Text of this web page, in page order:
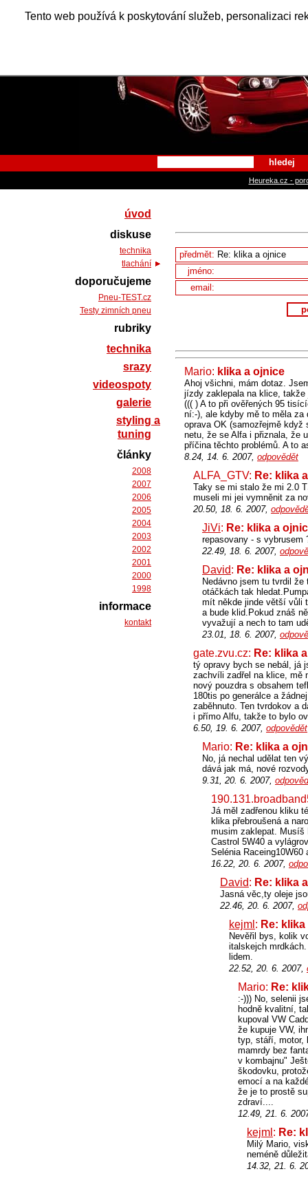
Tento web používá k poskytování služeb, personalizaci
Alfa
hledej
Heureka.cz -
předmět:
jméno:
email:
Mario: klika a ojnice
Ahoj všichni, mám dotaz.
jízdy zaklepala na klice,
((( ) A to při ověřených 95
ní:-), ale kdyby mě to měla
oprava OK (samozřejmě když
netu, že se Alfa i přiznala, že
příčina těchto problémů. A to
8.24, 14. 6. 2007, odpovědět
ALFA_GTV: Re: klika
Taky se mi stalo že mi 2.0
museli mi jei vymněnit za
20.50, 18. 6. 2007,
JiVi: Re: klika a
repasovany - s vybrusem
22.49, 18. 6. 2007,
David: Re: klika a
Nedávno jsem tu tvrdil
otáčkách tak
mít někde jinde větší vůli
a bude klid.Pokud znáš
vyvažují a nech to tam
23.01, 18. 6. 2007,
gate.zvu.cz: Re: klika
tý opravy bych se nebál, já
zachvíli zadřel na klice, mě
nový pouzdra s obsahem
180tis po generálce a
zaběhnuto. Ten tvrdokov a
i přímo Alfu, takže to bylo
6.50, 19. 6. 2007, odpovědět
Mario: Re: klika a
No, já nechal udělat ten
dává jak má, nové
9.31, 20. 6. 2007,
Já měl zadřenou kliku
klika přebroušená a
musim zaklepat. Musíš
Castrol 5W40 a
Selénia
16.22, 20. 6. 2007,
David: Re: klika
Jasná věc,ty oleje
22.46, 20. 6. 2007,
kejml : Re:
Nevěřil bys, kolik
italskejch
lidem.
22.52, 20. 6. 2007,
Mario: Re:
:-))) No, selenii
hodně kvalitní,
kupoval VW
že kupuje VW,
typ, stáří, motor,
mamrdy bez
v kombajnu"
škodovku,
emocí a na
že je to prostě
zdraví....
12.49, 21. 6.
kejml : Re:
Milý Mario,
neméně
14.32, 21. 6.
úvod
diskuse
technika
tlachání
doporučujeme
Pneu-TEST.cz
Testy zimních pneu
rubriky
technika
srazy
videospoty
galerie
styling a
tuning
články
2008
2007
2006
2005
2004
2003
2002
2001
2000
1998
informace
kontakt